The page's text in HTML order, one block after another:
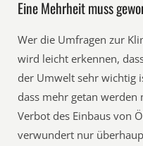
Eine Mehrheit muss
Wer die Umfragen zur
wird leicht erkennen,
der Umwelt sehr wichtig
dass mehr getan
Verbot des Einbaus von
verwundert nur